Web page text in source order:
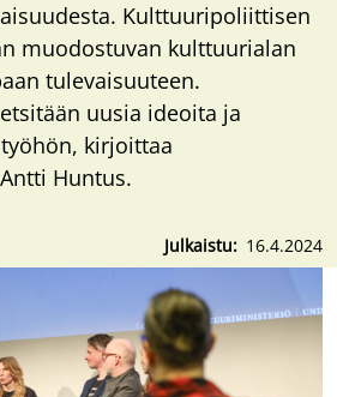
Kulttuuripoliittisen
muodostuvan kulttuurialan
tulevaisuuteen.
uusia ideoita ja
kirjoittaa
Huntus.
Julkaistu 16.4.2024